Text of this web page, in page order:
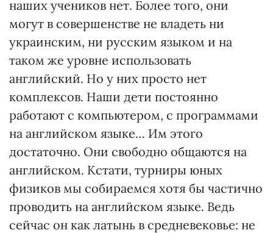
наших учеников нет. Более того, они
могут в совершенстве не владеть ни
украинским, ни русским языком и на
таком же уровне использовать
английский. Но у них просто нет
комплексов. Наши дети постоянно
работают с компьютером, с программами
на английском языке… Им этого
достаточно. Они свободно общаются на
английском. Кстати, турниры юных
физиков мы собираемся хотя бы частично
проводить на английском языке. Ведь
сейчас он как латынь в средневековье: не